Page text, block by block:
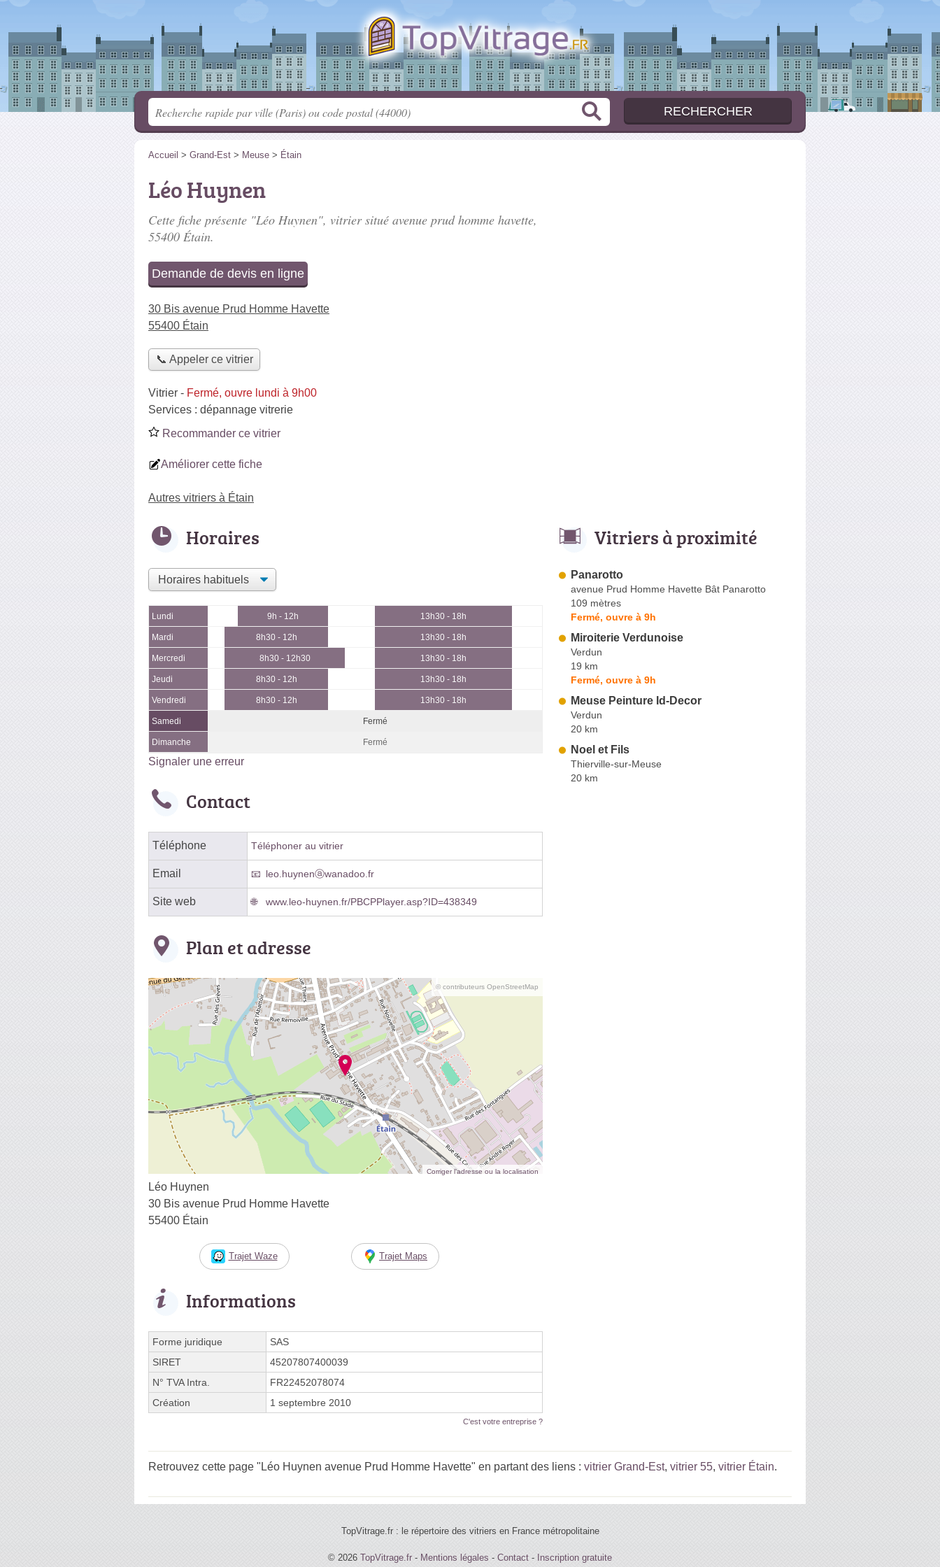
Accueil > Grand-Est > Meuse > Étain
Léo Huynen
Cette fiche présente "Léo Huynen", vitrier situé avenue prud homme havette,
55400 Étain.
Demande de devis en ligne
30 Bis avenue Prud Homme Havette
55400 Étain
📞 Appeler ce vitrier
Vitrier - Fermé, ouvre lundi à 9h00
Services : dépannage vitrerie
Recommander ce vitrier
Améliorer cette fiche
Autres vitriers à Étain
Horaires
Lundi 9h - 12h 13h30 - 18h
Mardi 8h30 - 12h 13h30 - 18h
Mercredi 8h30 - 12h30 13h30 - 18h
Jeudi 8h30 - 12h 13h30 - 18h
Vendredi 8h30 - 12h 13h30 - 18h
Samedi Fermé
Dimanche Fermé
Signaler une erreur
Contact
Téléphone Téléphoner au vitrier
Email leo.huynenⓐwanadoo.fr
Site web www.leo-huynen.fr/PBCPPlayer.asp?ID=438349
Plan et adresse
© contributeurs OpenStreetMap
Corriger l’adresse ou la localisation
Léo Huynen
30 Bis avenue Prud Homme Havette
55400 Étain
Trajet Waze Trajet Maps
Informations
Forme juridique
SAS
SIRET
45207807400039
N° TVA Intra.
FR22452078074
Création
1 septembre 2010
C'est votre entreprise ?
Vitriers à proximité
Panarotto
avenue Prud Homme Havette Bât Panarotto
109 mètres
Fermé, ouvre à 9h
Miroiterie Verdunoise
Verdun
19 km
Fermé, ouvre à 9h
Meuse Peinture Id-Decor
Verdun
20 km
Noel et Fils
Thierville-sur-Meuse
20 km
Retrouvez cette page "Léo Huynen avenue Prud Homme Havette" en partant des liens : vitrier Grand-Est, vitrier 55, vitrier Étain.
TopVitrage.fr : le répertoire des vitriers en France métropolitaine
© 2026 TopVitrage.fr - Mentions légales - Contact - Inscription gratuite